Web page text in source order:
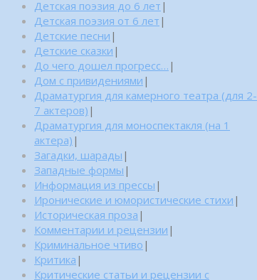
Детская поэзия до 6 лет |
Детская поэзия от 6 лет |
Детские песни |
Детские сказки |
До чего дошел прогресс… |
Дом с привидениями |
Драматургия для камерного театра (для 2-
7 актеров) |
Драматургия для моноспектакля (на 1
актера) |
Загадки, шарады |
Западные формы |
Информация из прессы |
Иронические и юмористические стихи |
Историческая проза |
Комментарии и рецензии |
Криминальное чтиво |
Критика |
Критические статьи и рецензии с